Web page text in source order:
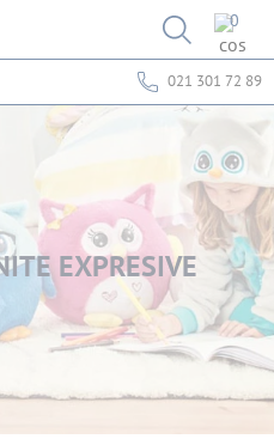
0
021 301 72 89
EXPRESIVE